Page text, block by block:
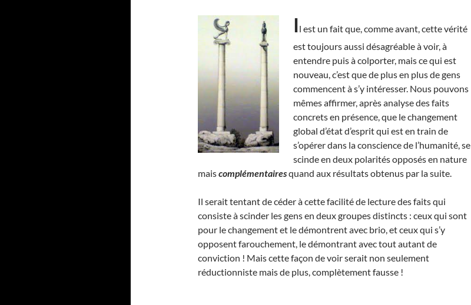
Il est un fait que, comme avant, cette vérité
est toujours aussi désagréable à voir, à
entendre puis à colporter, mais ce qui est
nouveau, c’est que de plus en plus de gens
commencent à s’y intéresser. Nous pouvons
mêmes affirmer, après analyse des faits
concrets en présence, que le changement
global d’état d’esprit qui est en train de
s’opérer dans la conscience de l’humanité, se
scinde en deux polarités opposés en nature
maiscomplémentairesquand aux résultats obtenus par la suite.
Il serait tentant de céder à cette facilité de lecture des faits qui
consiste à scinder les gens en deux groupes distincts : ceux qui sont
pour le changement et le démontrent avec brio, et ceux qui s’y
opposent farouchement, le démontrant avec tout autant de
conviction ! Mais cette façon de voir serait non seulement
réductionniste mais de plus, complètement fausse !